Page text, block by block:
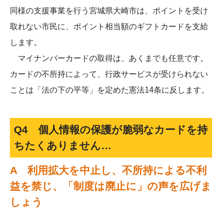
同様の支援事業を行う宮城県大崎市は、ポイントを受け
取れない市民に、ポイント相当額のギフトカードを支給
します。
マイナンバーカードの取得は、あくまでも任意です。
カードの不所持によって、行政サービスが受けられない
ことは「法の下の平等」を定めた憲法14条に反します。
Q4 個人情報の保護が脆弱なカードを持
ちたくありません…
A 利用拡大を中止し、不所持による不利
益を禁じ、「制度は廃止に」の声を広げま
しょう